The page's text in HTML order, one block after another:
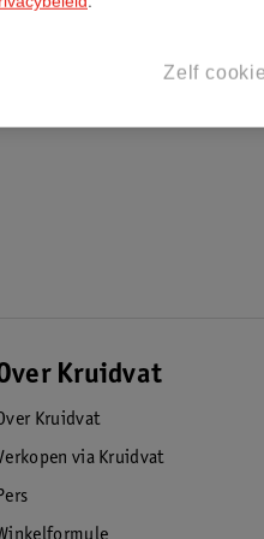
Kruidvat
Kruidvat
via Kruidvat
Pers
Zelf